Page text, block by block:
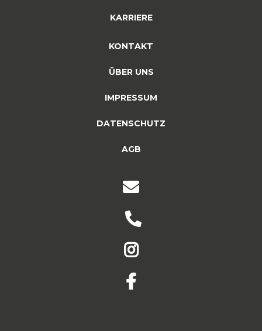
KARRIERE
KONTAKT
ÜBER UNS
IMPRESSUM
DATENSCHUTZ
AGB